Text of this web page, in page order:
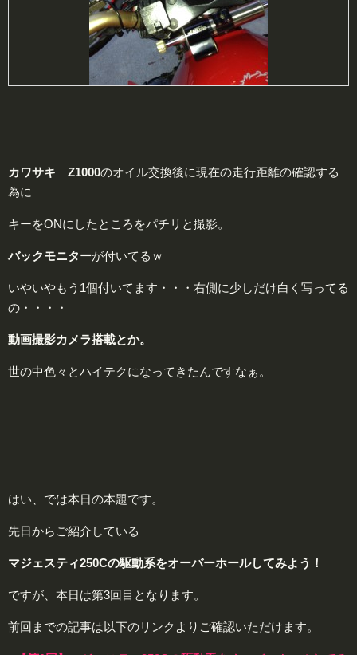
カワサキ Z1000のオイル交換後に現在の走行距離の確認する
為に
キーをONにしたところをパチリと撮影。
バックモニターが付いてるｗ
いやいやもう1個付いてます・・・右側に少しだけ白く写ってる
の・・・・
動画撮影カメラ搭載とか。
世の中色々とハイテクになってきたんですなぁ。
はい、では本日の本題です。
先日からご紹介している
マジェスティ250Cの駆動系をオーバーホールしてみよう！
ですが、本日は第3回目となります。
前回までの記事は以下のリンクよりご確認いただけます。